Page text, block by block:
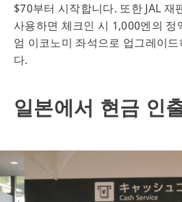
$70부터 시작합니다. 또한 JAL 재
사용하면 체크인 시 1,000엔의 정
엄 이코노미 좌석으로 업그레이
다.
일본에서 현금 인